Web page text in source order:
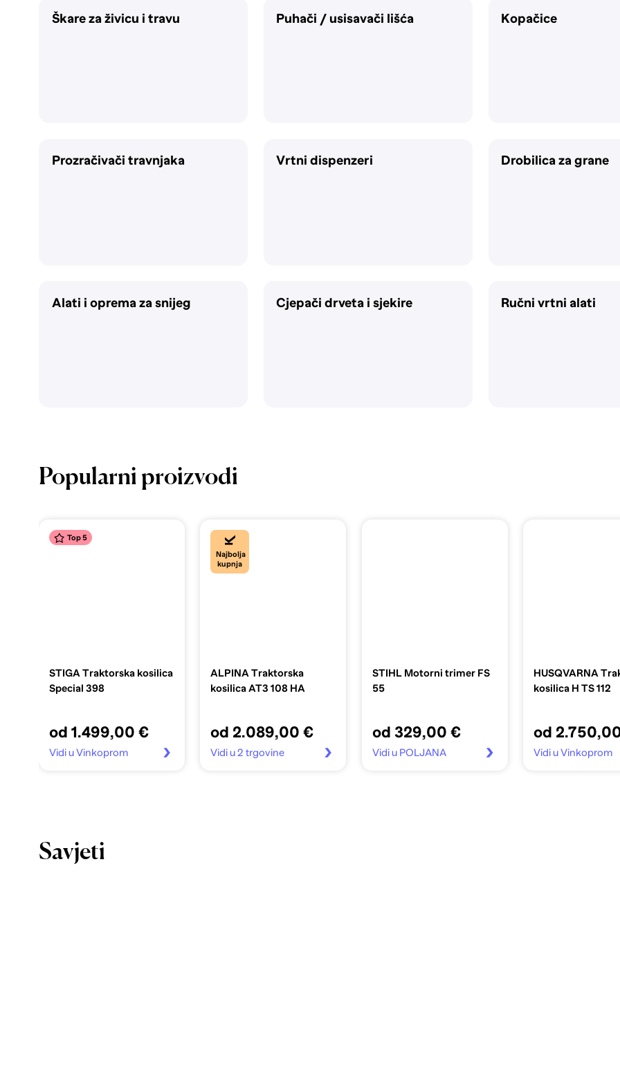
Škare za živicu i travu Puhači / usisavači lišća Kopačice
Prozračivači travnjaka Vrtni dispenzeri Drobilica za grane
Alati i oprema za snijeg Cjepači drveta i sjekire Ručni vrtni alati
Popularni proizvodi
Top 5
STIGA Traktorska kosilica
Special 398
od 1.499,00 €
Vidi u Vinkoprom
Najbolja
kupnja
ALPINA Traktorska
kosilica AT3 108 HA
od 2.089,00 €
Vidi u 2 trgovine
STIHL Motorni trimer FS
55
od 329,00 €
Vidi u POLJANA
HUSQVARNA
kosilica H TS 112
od
Vidi u Vinkoprom
Savjeti